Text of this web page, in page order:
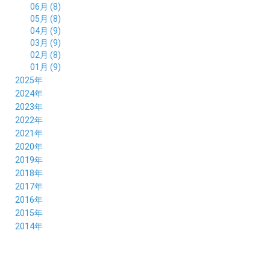
06月 (8)
05月 (8)
04月 (9)
03月 (9)
02月 (8)
01月 (9)
2025年
12月 (10)
11月 (8)
10月 (8)
09月 (8)
08月 (9)
07月 (7)
06月 (9)
05月 (8)
04月 (8)
03月 (9)
02月 (8)
01月 (8)
2024年
12月 (8)
11月 (9)
10月 (8)
09月 (9)
08月 (7)
07月 (8)
06月 (8)
05月 (8)
04月 (8)
03月 (8)
02月 (9)
2023年
12月 (8)
11月 (8)
10月 (8)
09月 (8)
08月 (9)
07月 (9)
06月 (8)
05月 (9)
04月 (9)
03月 (8)
2022年
12月 (9)
11月 (5)
10月 (4)
09月 (5)
08月 (4)
07月 (4)
06月 (5)
05月 (5)
04月 (2)
2021年
12月 (6)
11月 (4)
10月 (3)
09月 (7)
08月 (5)
07月 (4)
06月 (6)
05月 (6)
2020年
12月 (3)
11月 (6)
10月 (7)
09月 (7)
08月 (5)
07月 (5)
06月 (7)
2019年
12月 (9)
11月 (5)
10月 (7)
09月 (11)
08月 (6)
07月 (5)
2018年
12月 (6)
11月 (7)
10月 (6)
09月 (8)
08月 (4)
2017年
12月 (6)
11月 (4)
10月 (5)
2016年
12月 (7)
11月 (4)
2015年
12月 (6)
2014年